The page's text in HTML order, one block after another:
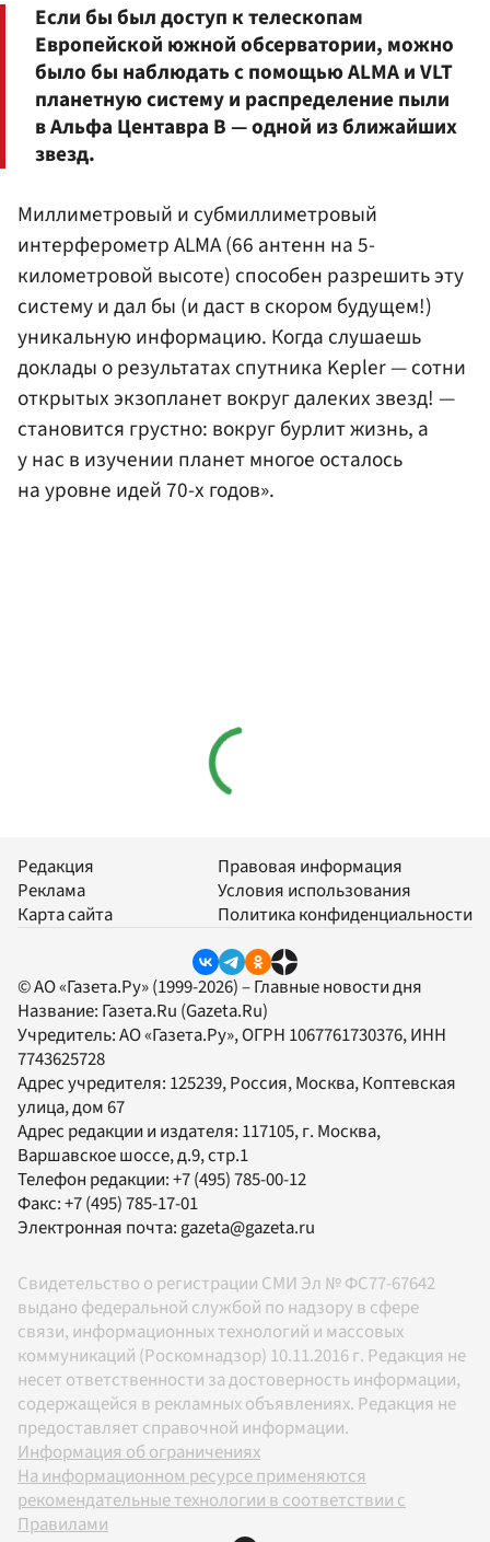
Если бы был доступ к телескопам
Европейской южной обсерватории, можно
было бы наблюдать с помощью ALMA и VLT
планетную систему и распределение пыли
в Альфа Центавра B — одной из ближайших
звезд.
Миллиметровый и субмиллиметровый
интерферометр ALMA (66 антенн на 5-
километровой высоте) способен разрешить эту
систему и дал бы (и даст в скором будущем!)
уникальную информацию. Когда слушаешь
доклады о результатах спутника Kepler — сотни
открытых экзопланет вокруг далеких звезд! —
становится грустно: вокруг бурлит жизнь, а
у нас в изучении планет многое осталось
на уровне идей 70-х годов».
Редакция
Реклама
Карта сайта
Правовая информация
Условия использования
Политика конфиденциальности
© АО «Газета.Ру» (1999-2026) – Главные новости дня
Название: Газета.Ru (Gazeta.Ru)
Учредитель:АО «Газета.Ру», ОГРН 1067761730376, ИНН
7743625728
Адрес учредителя: 125239, Россия, Москва, Коптевская
улица, дом 67
Адрес редакции и издателя: 117105, г. Москва,
Варшавское шоссе, д.9, стр.1
Телефон редакции:+7 (495) 785-00-12
Факс:+7 (495) 785-17-01
Электронная почта:gazeta@gazeta.ru
Свидетельство о регистрации СМИ Эл № ФС77-67642
выдано федеральной службой по надзору в сфере
связи, информационных технологий и массовых
коммуникаций (Роскомнадзор) 10.11.2016 г. Редакция не
несет ответственности за достоверность информации,
содержащейся в рекламных объявлениях. Редакция не
предоставляет справочной информации.
Информация об ограничениях
На информационном ресурсе применяются
рекомендательные технологии в соответствии с
Правилами